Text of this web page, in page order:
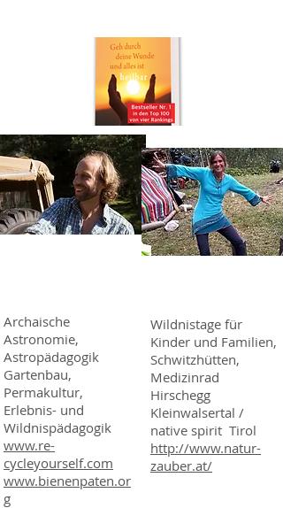
Archaische
Astronomie,
Astropädagogik
Gartenbau,
Permakultur,
Erlebnis- und
Wildnispädagogik
www.re-
cycleyourself.com
www.bienenpaten.or
g
Wildnistage für
Kinder und Familien,
Schwitzhütten,
Medizinrad
Hirschegg
Kleinwalsertal /
native spirit Tirol
http://www.natur-
zauber.at/